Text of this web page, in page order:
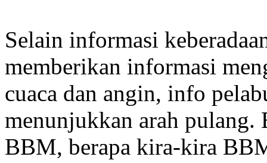
Selain informasi
memberikan informasi
cuaca dan angin, info
menunjukkan arah
BBM, berapa kira-kira